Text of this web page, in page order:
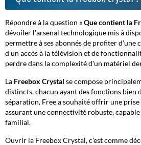
Répondre à la question «Que contient la
dévoiler l'arsenal technologique mis à
permettre à ses abonnés de profiter d'une
d'un accès à la télévision et de
perdre dans la complexité d'un matériel
La Freebox Crystal se compose
distincts, chacun ayant des fonctions bien
séparation, Free a souhaité offrir une
assurant une connectivité robuste,
familial.
Ouvrir la Freebox Crystal, c'est comme